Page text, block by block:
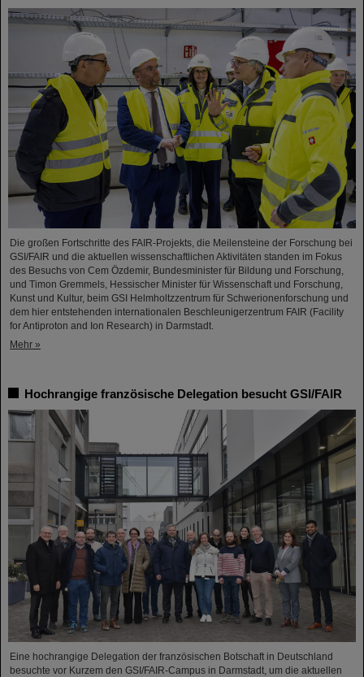
Die großen Fortschritte des FAIR-Projekts, die Meilensteine der Forschung bei
GSI/FAIR und die aktuellen wissenschaftlichen Aktivitäten standen im Fokus
des Besuchs von Cem Özdemir, Bundesminister für Bildung und Forschung,
und Timon Gremmels, Hessischer Minister für Wissenschaft und Forschung,
Kunst und Kultur, beim GSI Helmholtzzentrum für Schwerionenforschung und
dem hier entstehenden internationalen Beschleunigerzentrum FAIR (Facility
for Antiproton and Ion Research) in Darmstadt.
Mehr »
Hochrangige französische Delegation besucht GSI/FAIR
Eine hochrangige Delegation der französischen Botschaft in Deutschland
besuchte vor Kurzem den GSI/FAIR-Campus in Darmstadt, um die aktuellen